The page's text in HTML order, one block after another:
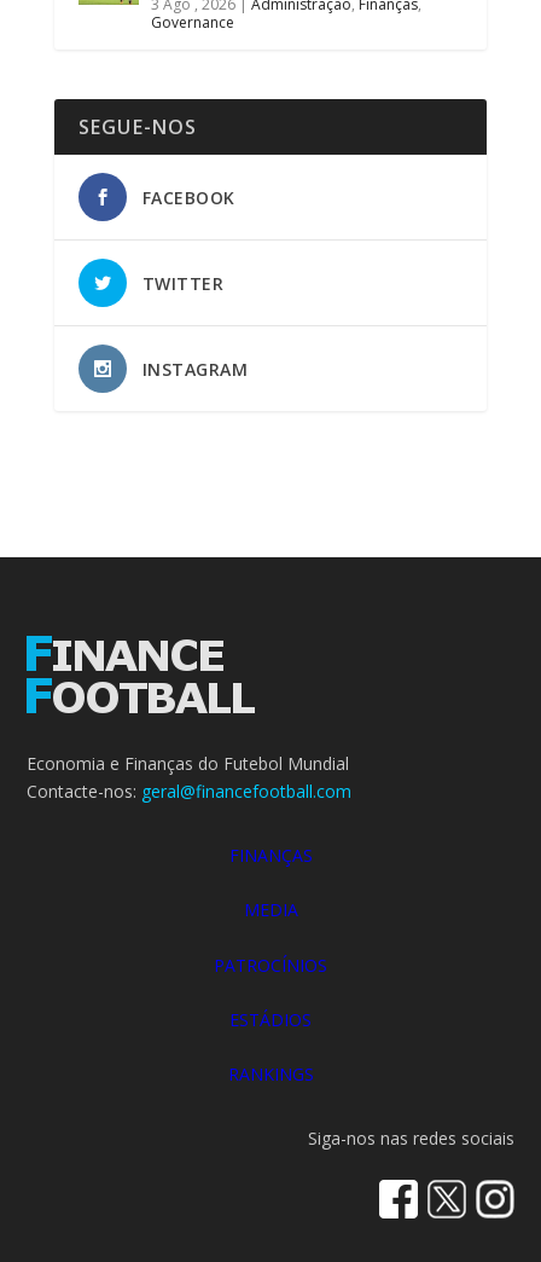
Governance
SEGUE-NOS
FACEBOOK
TWITTER
INSTAGRAM
Economia e Finanças do Futebol Mundial
Contacte-nos: geral@financefootball.com
FINANÇAS
MEDIA
PATROCÍNIOS
ESTÁDIOS
RANKINGS
Siga-nos nas redes sociais